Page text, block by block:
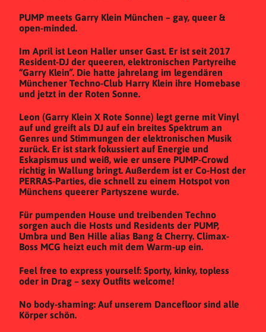
PUMP meets Garry Klein München – gay, queer &
open-minded.
Im April ist Leon Haller unser Gast. Er ist seit 2017
Resident-DJ der queeren, elektronischen Partyreihe
“Garry Klein”. Die hatte jahrelang im legendären
Münchener Techno-Club Harry Klein ihre Homebase
und jetzt in der Roten Sonne.
Leon (Garry Klein X Rote Sonne) legt gerne mit Vinyl
auf und greift als DJ auf ein breites Spektrum an
Genres und Stimmungen der elektronischen Musik
zurück. Er ist stark fokussiert auf Energie und
Eskapismus und weiß, wie er unsere PUMP-Crowd
richtig in Wallung bringt. Außerdem ist er Co-Host der
PERRAS-Parties, die schnell zu einem Hotspot von
Münchens queerer Partyszene wurde.
Für pumpenden House und treibenden Techno
sorgen auch die Hosts und Residents der PUMP,
Umbra und Ben Hille alias Bang & Cherry. Climax-
Boss MCG heizt euch mit dem Warm-up ein.
Feel free to express yourself: Sporty, kinky, topless
oder in Drag – sexy Outfits welcome!
No body-shaming: Auf unserem Dancefloor sind alle
Körper schön.